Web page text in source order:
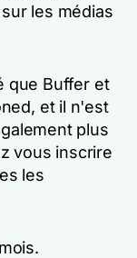
les médias
que Buffer et
et il n'est
plus
vous inscrire
les